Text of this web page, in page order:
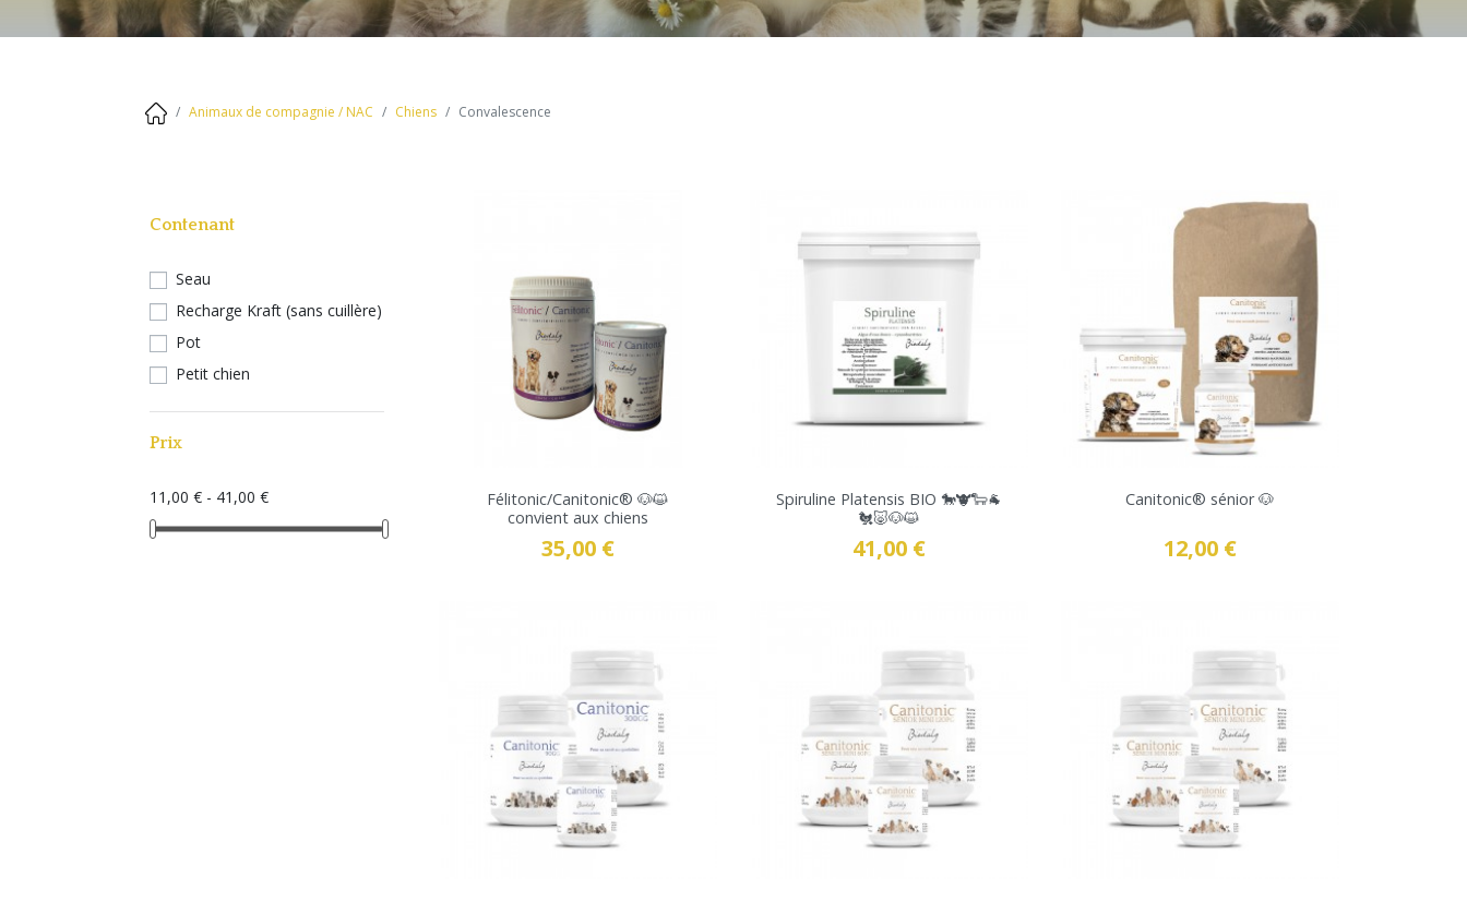
Confort du pied
Gestation - Lactation -
- Syndrome piro-like
Stress - Anxiété
Détox - Drainage
Cheval athlète
Problèmes de peau / plaie
PROMOS D.D.M. COURTES
Équilibre / Parasitaire
OFFRES SPECIALES
Bien-être - Beauté du poils
Système immunitaire - Apport de
vitamines
Porcins
OFFRES SPECIALES
Animaux de compagnie / NAC Chiens Convalescence
Contenant
Seau
Recharge Kraft (sans cuillère)
Pot
Petit chien
Prix
11,00 € - 41,00 € VOIR LE PRODUIT
Félitonic/Canitonic® 🐶😺
convient aux chiens
Prix
35,00 €
VOIR LE PRODUIT
Spiruline Platensis BIO 🐎🐮🐑🐐
🐔🐷🐶😺
Prix
41,00 €
VOIR LE PRODUIT
Canitonic® sénior 🐶
Prix
12,00 €